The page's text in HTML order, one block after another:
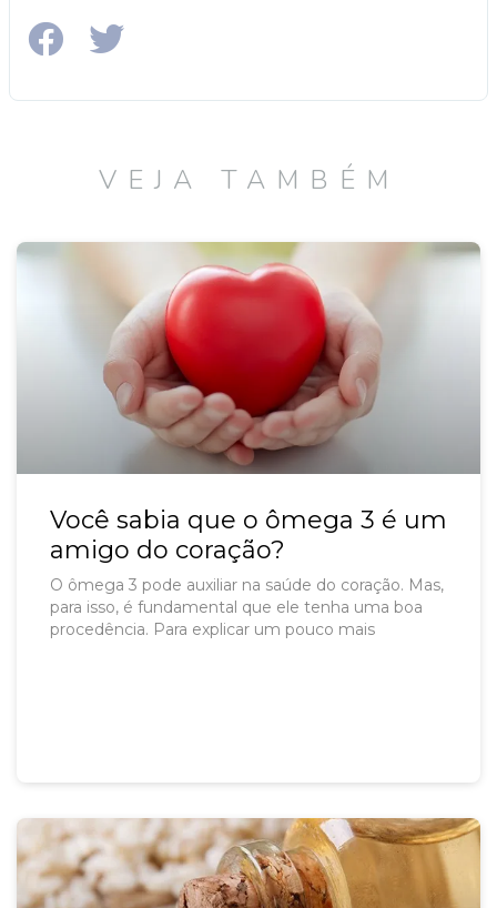
VEJA TAMBÉM
Você sabia que o ômega 3 é um
amigo do coração?
O ômega 3 pode auxiliar na saúde do coração. Mas,
para isso, é fundamental que ele tenha uma boa
procedência. Para explicar um pouco mais